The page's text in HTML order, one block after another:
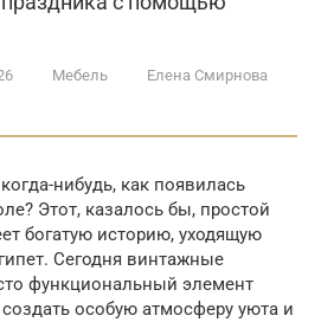
Мебель Елена Смирнова
нибудь, как появилась
Этот, казалось бы, простой
богатую историю, уходящую
Сегодня винтажные
функциональный элемент
особую атмосферу уюта и